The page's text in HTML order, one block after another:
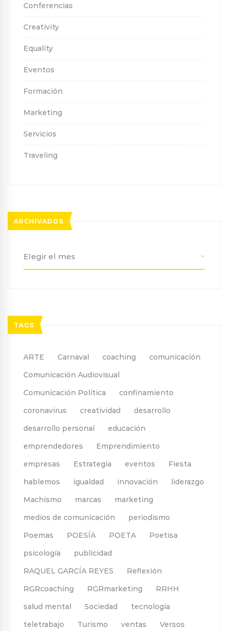
Conferencias
Creativity
Equality
Eventos
Formación
Marketing
Servicios
Traveling
ARCHIVADOS
TAGS
ARTE Carnaval coaching
comunicación
Comunicación Audiovisual
Comunicación Política
confinamiento
coronavirus
creatividad
desarrollo
desarrollo personal
educación
emprendedores
Emprendimiento
empresas
Estrategia eventos
Fiesta
hablemos
igualdad innovación
liderazgo
Machismo
marcas
marketing
medios de comunicación
periodismo
Poemas
POESÍA POETA
Poetisa
psicología
publicidad
RAQUEL GARCÍA REYES
Reflexión
RGRcoaching
RGRmarketing
RRHH
salud mental
Sociedad
tecnología
teletrabajo
Turismo ventas Versos